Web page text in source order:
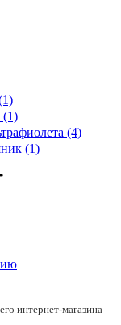
(1)
(4)
(1)
интернет-магазина